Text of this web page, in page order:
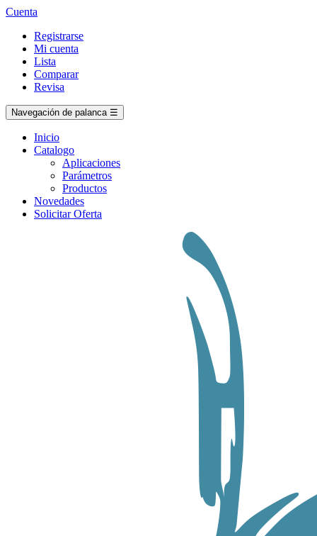
Cuenta
Registrarse
Mi cuenta
Lista
Comparar
Revisa
Navegación de palanca ☰
Inicio
Catalogo
Aplicaciones
Parámetros
Productos
Novedades
Solicitar Oferta